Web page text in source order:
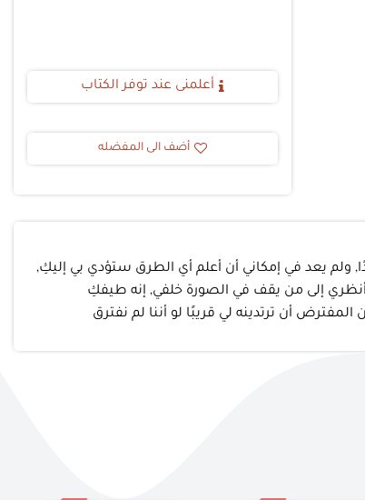
أعلمنى عند توفر الكتاب
أضف الى المفضله
ولم يعد في إمكاني أن أعلم أي الطرق ستؤدي بي إليكِ,
أنظري إلى من يقف في الصورة خلفي, إنه طيفكِ
أن ترتدينه لي قريبًا لو أننا لم نفترق